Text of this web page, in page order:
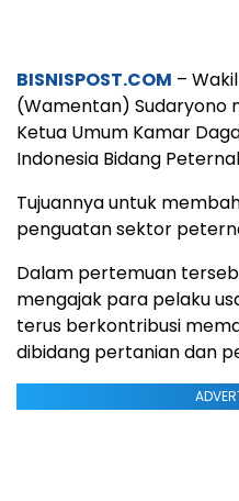
BISNISPOST.COM –
(Wamentan) Sudaryono
Ketua Umum Kamar
Indonesia Bidang
Tujuannya untuk
penguatan sektor
Dalam pertemuan
mengajak para pelaku
terus berkontribusi
dibidang pertanian dan